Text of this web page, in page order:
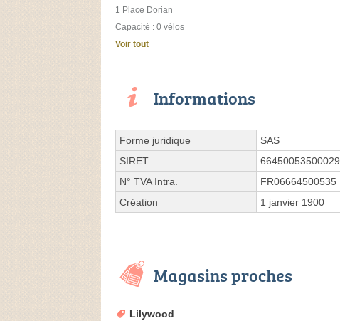
1 Place Dorian
Capacité : 0 vélos
Voir tout
Informations
Forme juridique
SAS
SIRET
66450053500029
N° TVA Intra.
FR06664500535
Création
1 janvier 1900
Magasins proches
Lilywood